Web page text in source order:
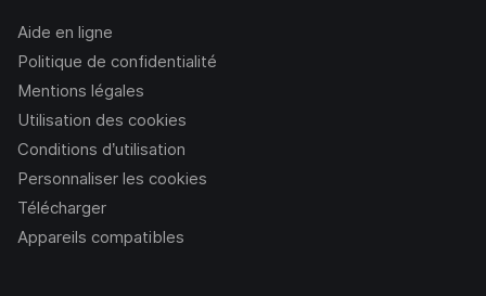
Aide en ligne
Politique de confidentialité
Mentions légales
Utilisation des cookies
Conditions d’utilisation
Personnaliser les cookies
Télécharger
Appareils compatibles